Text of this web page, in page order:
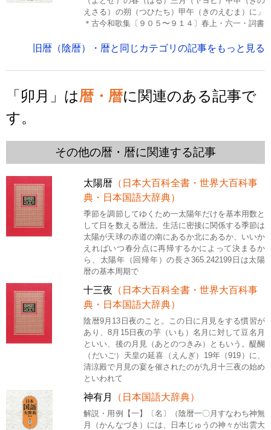
えさる）の朔（つひたち）甲午（きのえむま）に」
＊古今和歌集〔９０５〜９１４〕春上・六一・詞書
旧暦（陰暦）・暦と同じカテゴリの記事をもっと見る
「卯月」は暦・暦に関連のある記事で
す。
その他の暦・暦に関連する記事
太陽暦 （日本大百科全書・世界大百科事
典・日本国語大辞典）
季節を調節してゆくため一太陽年だけを基本用数と
して日を数える暦法。生活に密接に関係する季節は
太陽が天球の赤道の南にあるか北にあるか、いいか
えればいつ春分点に再帰するかによって決まるか
ら、太陽年（回帰年）の長さ365.242199日は太陽
暦の基本周期で
十三夜 （日本大百科全書・世界大百科事
典・日本国語大辞典）
陰暦9月13日夜のこと。この日に月見をする慣習が
あり、8月15日夜の芋（いも）名月に対して豆名月
といい、後の月見（あとのつきみ）ともいう。醍醐
（だいご）天皇の延喜（えんぎ）19年（919）に、
清涼殿で月見の宴を催されたのが九月十三夜の始め
といわれて
神有月 （日本国語大辞典）
解説・用例【一】〔名〕（陰暦一〇月すなわち神無
月（かんなづき）には、日本じゅうの神々が出雲大